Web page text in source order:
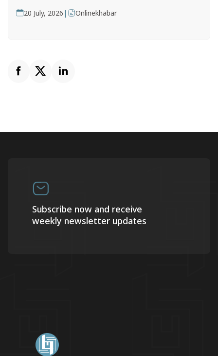
20 July, 2026 | Onlinekhabar
Subscribe now and receive
weekly newsletter updates